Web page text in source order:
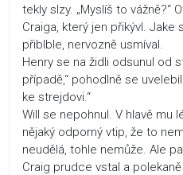
tekly slzy. „Myslíš to vážně?“
Craiga, který jen přikývl.
přiblble, nervozně usmíval.
Henry se na židli odsunul od
případě,“ pohodlně se
ke strejdovi.“
Will se nepohnul. V hlavě mu
nějaký odporný vtip, že to
neudělá, tohle nemůže. Ale
Craig prudce vstal a